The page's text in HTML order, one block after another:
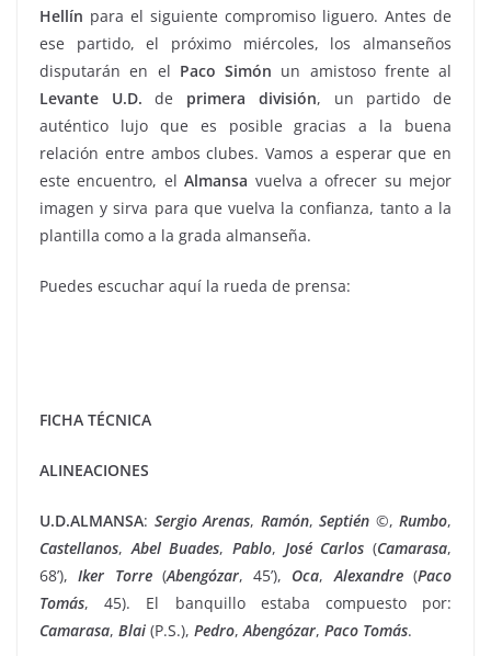
Hellín para el siguiente compromiso liguero. Antes de
ese partido, el próximo miércoles, los almanseños
disputarán en el Paco Simón un amistoso frente al
Levante U.D. de primera división, un partido de
auténtico lujo que es posible gracias a la buena
relación entre ambos clubes. Vamos a esperar que en
este encuentro, elAlmansa vuelva a ofrecer su mejor
imagen y sirva para que vuelva la confianza, tanto a la
plantilla como a la grada almanseña.
Puedes escuchar aquí la rueda de prensa:
FICHA TÉCNICA
ALINEACIONES
U.D.ALMANSA: Sergio Arenas, Ramón, Septién ©, Rumbo,
Castellanos,Abel Buades,Pablo, José Carlos (Camarasa,
68’),Iker Torre(Abengózar, 45’), Oca,Alexandre(Paco
Tomás, 45). El banquillo estaba compuesto por:
Camarasa, Blai (P.S.), Pedro,Abengózar, Paco Tomás.